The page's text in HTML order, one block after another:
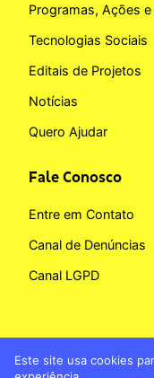
Programas, Ações
Tecnologias Sociais
Editais de Projetos
Notícias
Quero Ajudar
Fale Conosco
Entre em Contato
Canal de Denúncias
Canal LGPD
Este site usa cookies